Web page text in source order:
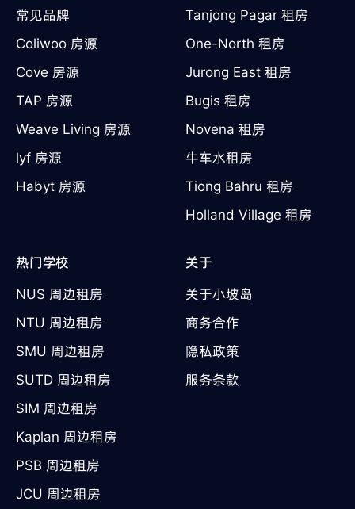
常见品牌
Coliwoo 房源
Cove 房源
TAP 房源
Weave Living 房源
lyf 房源
Habyt 房源
Tanjong Pagar 租房
One-North 租房
Jurong East 租房
Bugis 租房
Novena 租房
牛车水租房
Tiong Bahru 租房
Holland Village 租房
热门学校
NUS 周边租房
NTU 周边租房
SMU 周边租房
SUTD 周边租房
SIM 周边租房
Kaplan 周边租房
PSB 周边租房
JCU 周边租房
关于
关于小坡岛
商务合作
隐私政策
服务条款